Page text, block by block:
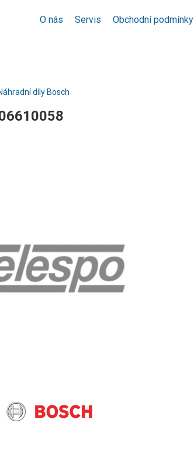
O nás Servis Obchodní podmínky
díly Bosch